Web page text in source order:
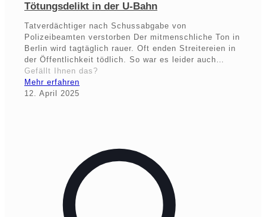
Tötungsdelikt in der U-Bahn
Tatverdächtiger nach Schussabgabe von
Polizeibeamten verstorben Der mitmenschliche Ton in
Berlin wird tagtäglich rauer. Oft enden Streitereien in
der Öffentlichkeit tödlich. So war es leider auch…
Gefällt Ihnen das?
Mehr erfahren
12. April 2025